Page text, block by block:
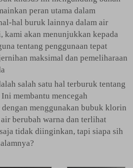
peran utama dalam
hal buruk lainnya dalam air
akan menunjukkan kepada
tentang penggunaan tepat
maksimal dan pemeliharaan
salah satu hal terburuk tentang
membantu mencegah
menggunakan bubuk klorin
berubah warna dan terlihat
tidak diinginkan, tapi siapa sih